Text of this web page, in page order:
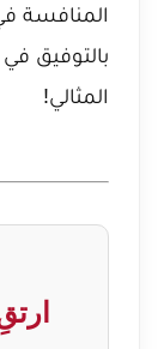
المنافسة
بالتوفيق
المثالي!